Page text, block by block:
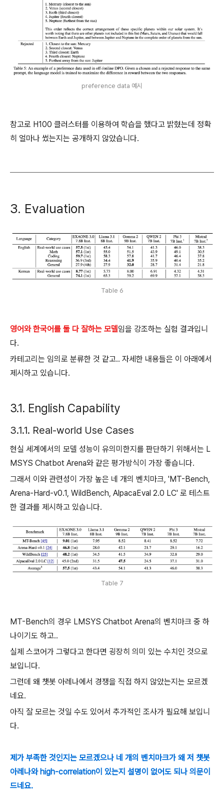
preference data 예시
참고로 H100 클러스터를 이용하여 학습을 했다고 밝혔는데 정확
히 얼마나 썼는지는 공개하지 않았습니다.
3. Evaluation
Table 6
영어와 한국어를 둘 다 잘하는 모델임을 강조하는 실험 결과입니
다.
카테고리는 임의로 분류한 것 같고.. 자세한 내용들은 이 아래에서
제시하고 있습니다.
3.1. English Capability
3.1.1. Real-world Use Cases
현실 세계에서의 모델 성능이 유의미한지를 판단하기 위해서는 L
MSYS Chatbot Arena와 같은 평가방식이 가장 좋습니다.
그래서 이와 관련성이 가장 높은 네 개의 벤치마크, 'MT-Bench,
Arena-Hard-v0.1, WildBench, AlpacaEval 2.0 LC' 로 테스트
한 결과를 제시하고 있습니다.
Table 7
MT-Bench의 경우 LMSYS Chatbot Arena의 벤치마크 중 하
나이기도 하고..
실제 스코어가 그렇다고 한다면 굉장히 의미 있는 수치인 것으로
보입니다.
그런데 왜 챗봇 아레나에서 경쟁을 직접 하지 않았는지는 모르겠
네요.
아직 잘 모르는 것일 수도 있어서 추가적인 조사가 필요해 보입니
다.
제가 부족한 것인지는 모르겠으나 네 개의 벤치마크가 왜 저 챗봇
아레나와 high-correlation이 있는지 설명이 없어도 되나 의문이
드네요.